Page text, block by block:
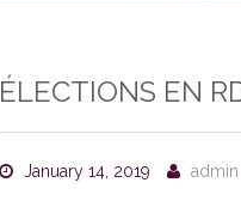
ÉLECTIONS EN
January 14, 2019 admin